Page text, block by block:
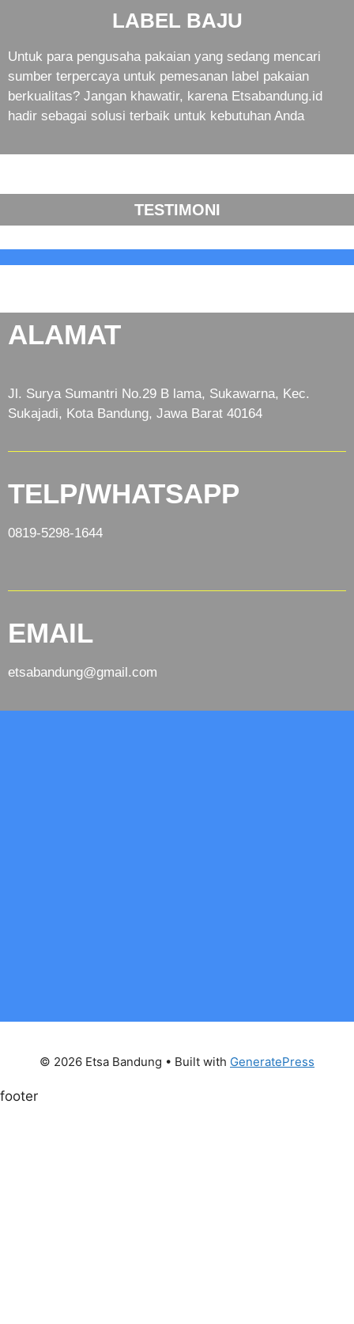
LABEL BAJU
Untuk para pengusaha pakaian yang sedang mencari
sumber terpercaya untuk pemesanan label pakaian
berkualitas? Jangan khawatir, karena Etsabandung.id
hadir sebagai solusi terbaik untuk kebutuhan Anda
TESTIMONI
ALAMAT
Jl. Surya Sumantri No.29 B lama, Sukawarna, Kec.
Sukajadi, Kota Bandung, Jawa Barat 40164
TELP/WHATSAPP
0819-5298-1644
EMAIL
etsabandung@gmail.com
© 2026 Etsa Bandung • Built with GeneratePress
footer